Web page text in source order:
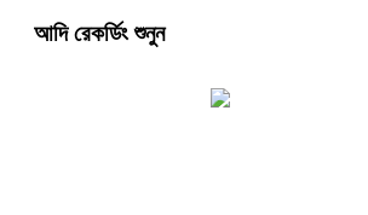
আদি রেকর্ডিং শুনুন